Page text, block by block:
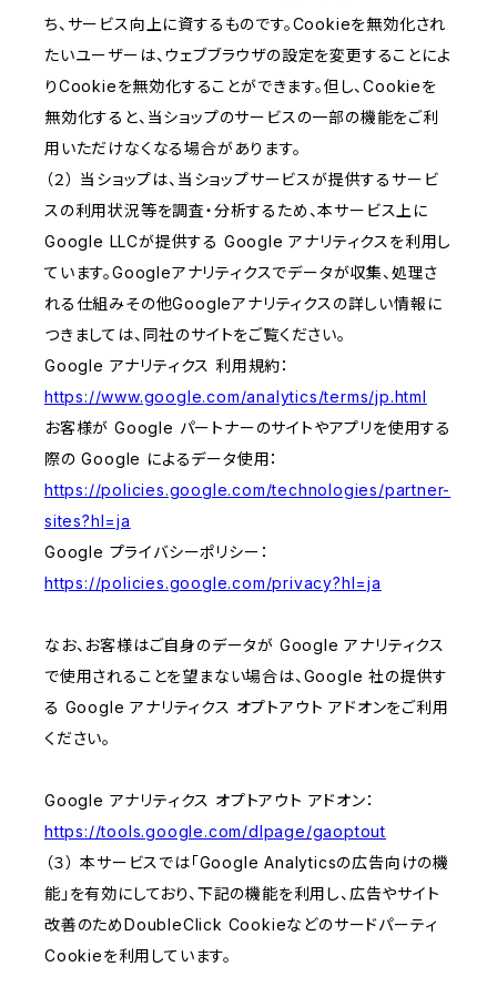
ち、サービス向上に資するものです。Cookieを無効化され
たいユーザーは、ウェブブラウザの設定を変更することによ
りCookieを無効化することができます。但し、Cookieを
無効化すると、当ショップのサービスの一部の機能をご利
用いただけなくなる場合があります。
（２） 当ショップは、当ショップサービスが提供するサービ
スの利用状況等を調査・分析するため、本サービス上に
Google LLCが提供する Google アナリティクスを利用し
ています。Googleアナリティクスでデータが収集、処理さ
れる仕組みその他Googleアナリティクスの詳しい情報に
つきましては、同社のサイトをご覧ください。
Google アナリティクス 利用規約：
https://www.google.com/analytics/terms/jp.html
お客様が Google パートナーのサイトやアプリを使用する
際の Google によるデータ使用：
https://policies.google.com/technologies/partner-
sites?hl=ja
Google プライバシーポリシー：
https://policies.google.com/privacy?hl=ja
なお、お客様はご自身のデータが Google アナリティクス
で使用されることを望まない場合は、Google 社の提供す
る Google アナリティクス オプトアウト アドオンをご利用
ください。
Google アナリティクス オプトアウト アドオン：
https://tools.google.com/dlpage/gaoptout
（３） 本サービスでは「Google Analyticsの広告向けの機
能」を有効にしており、下記の機能を利用し、広告やサイト
改善のためDoubleClick Cookieなどのサードパーティ
Cookieを利用しています。